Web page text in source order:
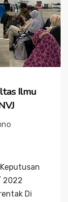
Ilmu
2022
Di